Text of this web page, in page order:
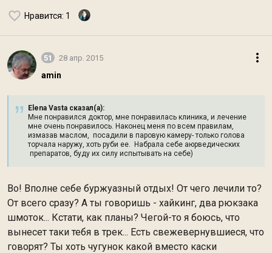
Нравится: 1
51 28 апр. 2015
amin
Elena Vasta сказал(а):
Мне понравился доктор, мне понравилась клиника, и лечение
мне очень понравилось. Наконец меня по всем правилам,
измазав маслом, посадили в паровую камеру- только голова
торчала наружу, хоть руби ее. Набрала себе аюрведических
препаратов, буду их силу испытывать на себе)
Во! Вполне себе буржуазный отдых! От чего лечили то?
От всего сразу? А ты говоришь - хайкинг, два рюкзака
шмоток... Кстати, как планы? Чегой-то я боюсь, что
вынесет таки тебя в трек... Есть свежевернувшиеся, что
говорят? Ты хоть чугунок какой вместо каски